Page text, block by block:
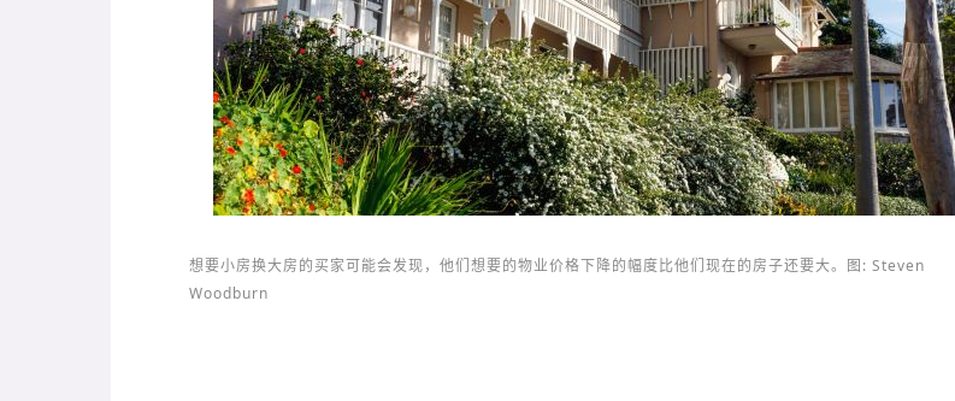
想要小房换大房的买家可能会发现，他们想要的物业价格下降的幅度比他们现在的房子还要大。图: Steven
Woodburn